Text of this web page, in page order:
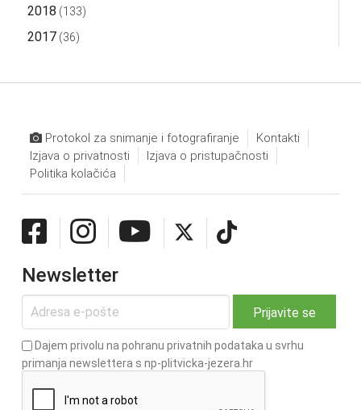
2018 (133)
2017(36)
Protokol za snimanje i fotografiranje
Kontakti
Izjava o privatnosti
Izjava o pristupačnosti
Politika kolačića
Newsletter
Dajem privolu na pohranu privatnih podataka u svrhu
primanja newslettera s np-plitvicka-jezera.hr